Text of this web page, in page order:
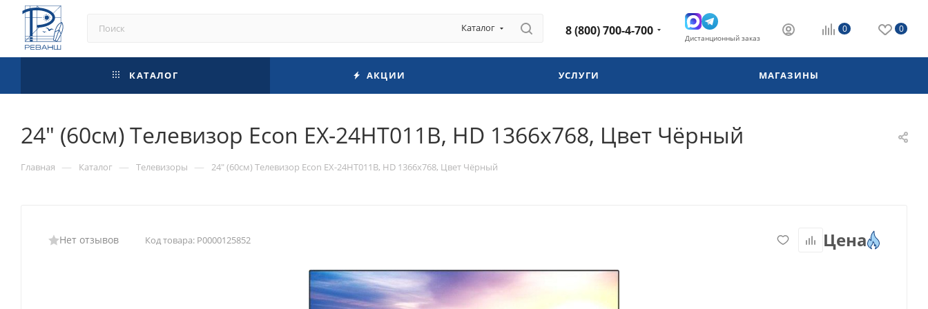
Каталог 8 (800) 700-4-700 Дистанционный заказ
0 0
КАТАЛОГ АКЦИИ УСЛУГИ МАГАЗИНЫ
24" (60см) Телевизор Econ EX-24HT011B, HD 1366x768, Цвет Чёрный
Главная — Каталог — Телевизоры — 24" (60см) Телевизор Econ EX-24HT011B, HD 1366x768, Цвет Чёрный
Нет отзывов Код товара: Р0000125852 Цена